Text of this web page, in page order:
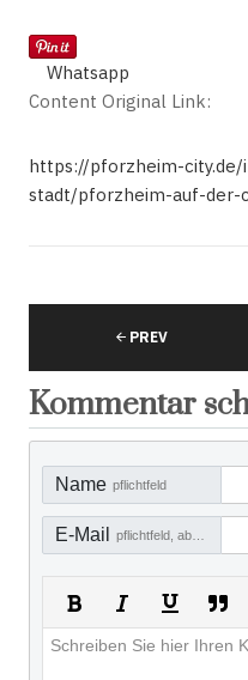
Whatsapp
Content Original Link:
https://pforzheim-
stadt/pforzheim-auf-
PREV
Kommentar
Name pflichtfeld
E-Mail